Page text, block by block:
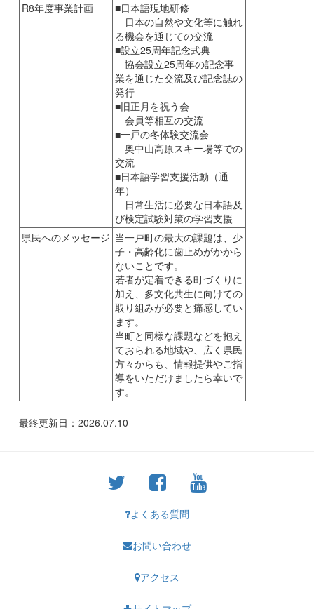
R8年度事業計画
■日本語現地研修
日本の自然や文化等に触れ
る機会を通じての交流
■設立25周年記念式典
協会設立25周年の記念事
業を通じた交流及び記念誌の
発行
■旧正月を祝う会
会員等相互の交流
■一戸の冬体験交流会
奥中山高原スキー場等での
交流
■日本語学習支援活動（通
年）
日常生活に必要な日本語及
び検定試験対策の学習支援
県民へのメッセージ 当一戸町の最大の課題は、少
子・高齢化に歯止めがかから
ないことです。
若者が定着できる町づくりに
加え、多文化共生に向けての
取り組みが必要と痛感してい
ます。
当町と同様な課題などを抱え
ておられる地域や、広く県民
方々からも、情報提供やご指
導をいただけましたら幸いで
す。
最終更新日：2026.07.10
よくある質問
お問い合わせ
アクセス